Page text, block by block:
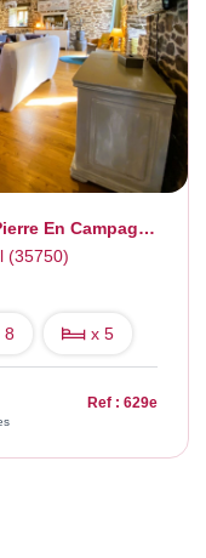
Belle Longère En Pierre En Campagne De Saint Malon Sur Mel
(35750)
8 x 5
Ref : 629e